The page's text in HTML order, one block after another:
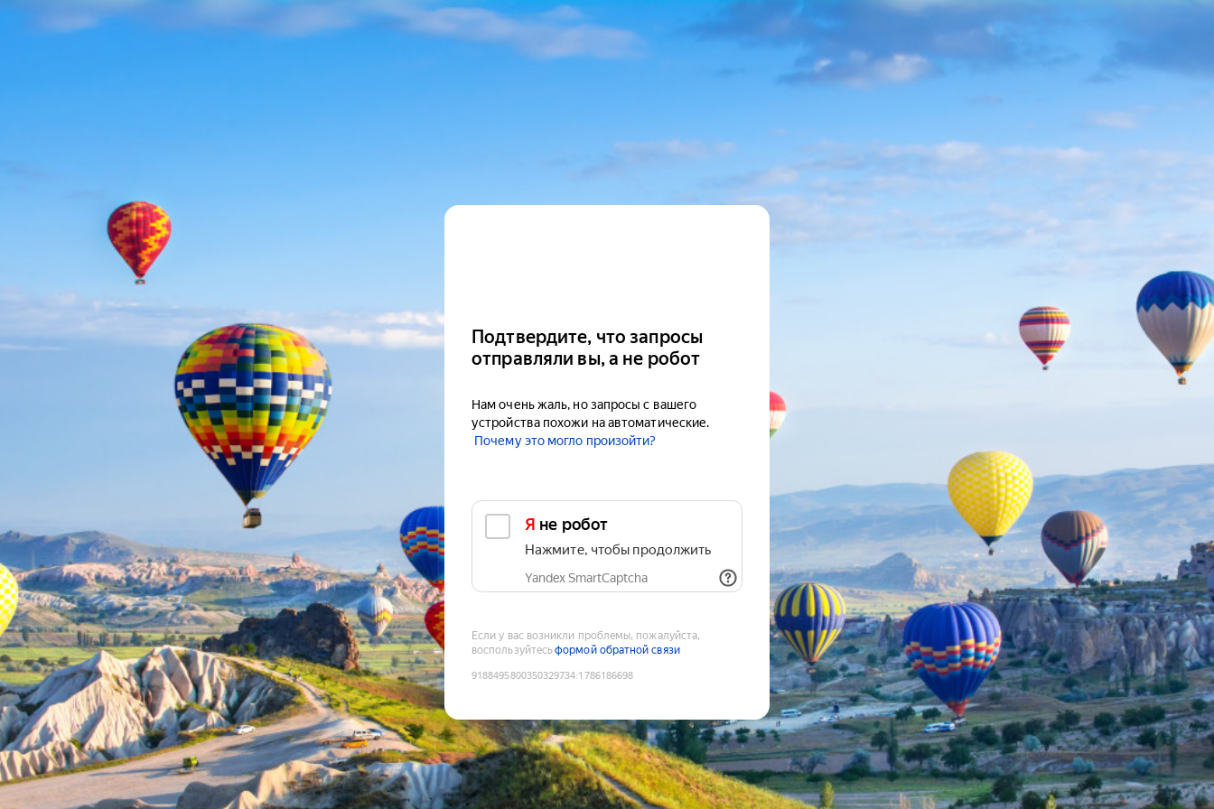
Подтвердите, что запросы
отправляли вы, а не робот
Нам очень жаль, но запросы с вашего
устройства похожи на автоматические.
Почему это могло произойти?
Я не робот
Нажмите, чтобы продолжить
Yandex SmartCaptcha
Если у вас возникли проблемы, пожалуйста,
воспользуйтесьформой обратной связи
9188495800350329734:1786186698